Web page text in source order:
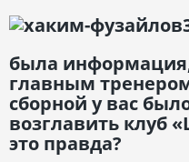
была
главным
сборной у вас
возглавить клуб
это правда?